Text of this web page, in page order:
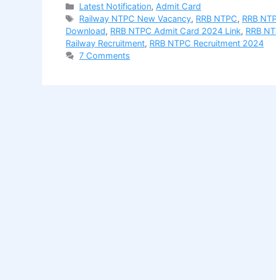
Categories
Latest Notification, Admit Card
Tags
Railway NTPC New Vacancy, RRB NTPC, RRB
Download, RRB NTPC Admit Card 2024 Link, RRB
Railway Recruitment, RRB NTPC Recruitment 2024
7 Comments